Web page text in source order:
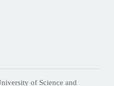
of Science and